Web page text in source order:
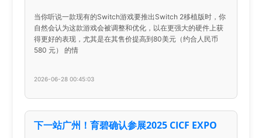
当你听说一款现有的Switch游戏要推出Switch 2移植版时，你
自然会认为这款游戏会被调整和优化，以在更强大的硬件上获
得更好的表现，尤其是在其售价提高到80美元（约合人民币
580 元） 的情
2026-06-28 00:45:03
下一站广州！育碧确认参展2025 CICF EXPO